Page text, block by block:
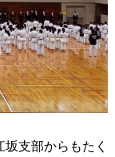
支部からもたく